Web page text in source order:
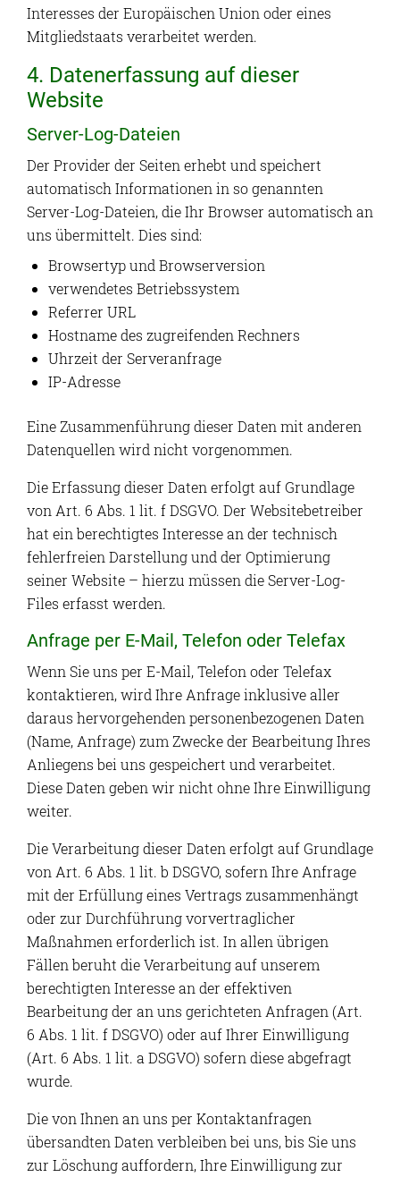
Interesses der Europäischen Union oder eines
Mitgliedstaats verarbeitet werden.
4. Datenerfassung auf dieser
Website
Server-Log-Dateien
Der Provider der Seiten erhebt und speichert
automatisch Informationen in so genannten
Server-Log-Dateien, die Ihr Browser automatisch an
uns übermittelt. Dies sind:
Browsertyp und Browserversion
verwendetes Betriebssystem
Referrer URL
Hostname des zugreifenden Rechners
Uhrzeit der Serveranfrage
IP-Adresse
Eine Zusammenführung dieser Daten mit anderen
Datenquellen wird nicht vorgenommen.
Die Erfassung dieser Daten erfolgt auf Grundlage
von Art. 6 Abs. 1 lit. f DSGVO. Der Websitebetreiber
hat ein berechtigtes Interesse an der technisch
fehlerfreien Darstellung und der Optimierung
seiner Website – hierzu müssen die Server-Log-
Files erfasst werden.
Anfrage per E-Mail, Telefon oder Telefax
Wenn Sie uns per E-Mail, Telefon oder Telefax
kontaktieren, wird Ihre Anfrage inklusive aller
daraus hervorgehenden personenbezogenen Daten
(Name, Anfrage) zum Zwecke der Bearbeitung Ihres
Anliegens bei uns gespeichert und verarbeitet.
Diese Daten geben wir nicht ohne Ihre Einwilligung
weiter.
Die Verarbeitung dieser Daten erfolgt auf Grundlage
von Art. 6 Abs. 1 lit. b DSGVO, sofern Ihre Anfrage
mit der Erfüllung eines Vertrags zusammenhängt
oder zur Durchführung vorvertraglicher
Maßnahmen erforderlich ist. In allen übrigen
Fällen beruht die Verarbeitung auf unserem
berechtigten Interesse an der effektiven
Bearbeitung der an uns gerichteten Anfragen (Art.
6 Abs. 1 lit. f DSGVO) oder auf Ihrer Einwilligung
(Art. 6 Abs. 1 lit. a DSGVO) sofern diese abgefragt
wurde.
Die von Ihnen an uns per Kontaktanfragen
übersandten Daten verbleiben bei uns, bis Sie uns
zur Löschung auffordern, Ihre Einwilligung zur